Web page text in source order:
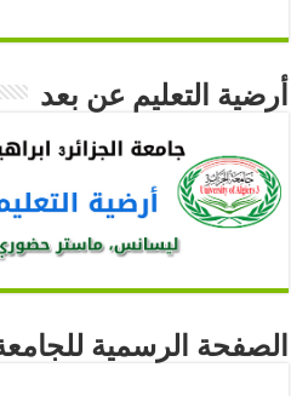
أرضية التعليم عن بعد
الصفحة الرسمية